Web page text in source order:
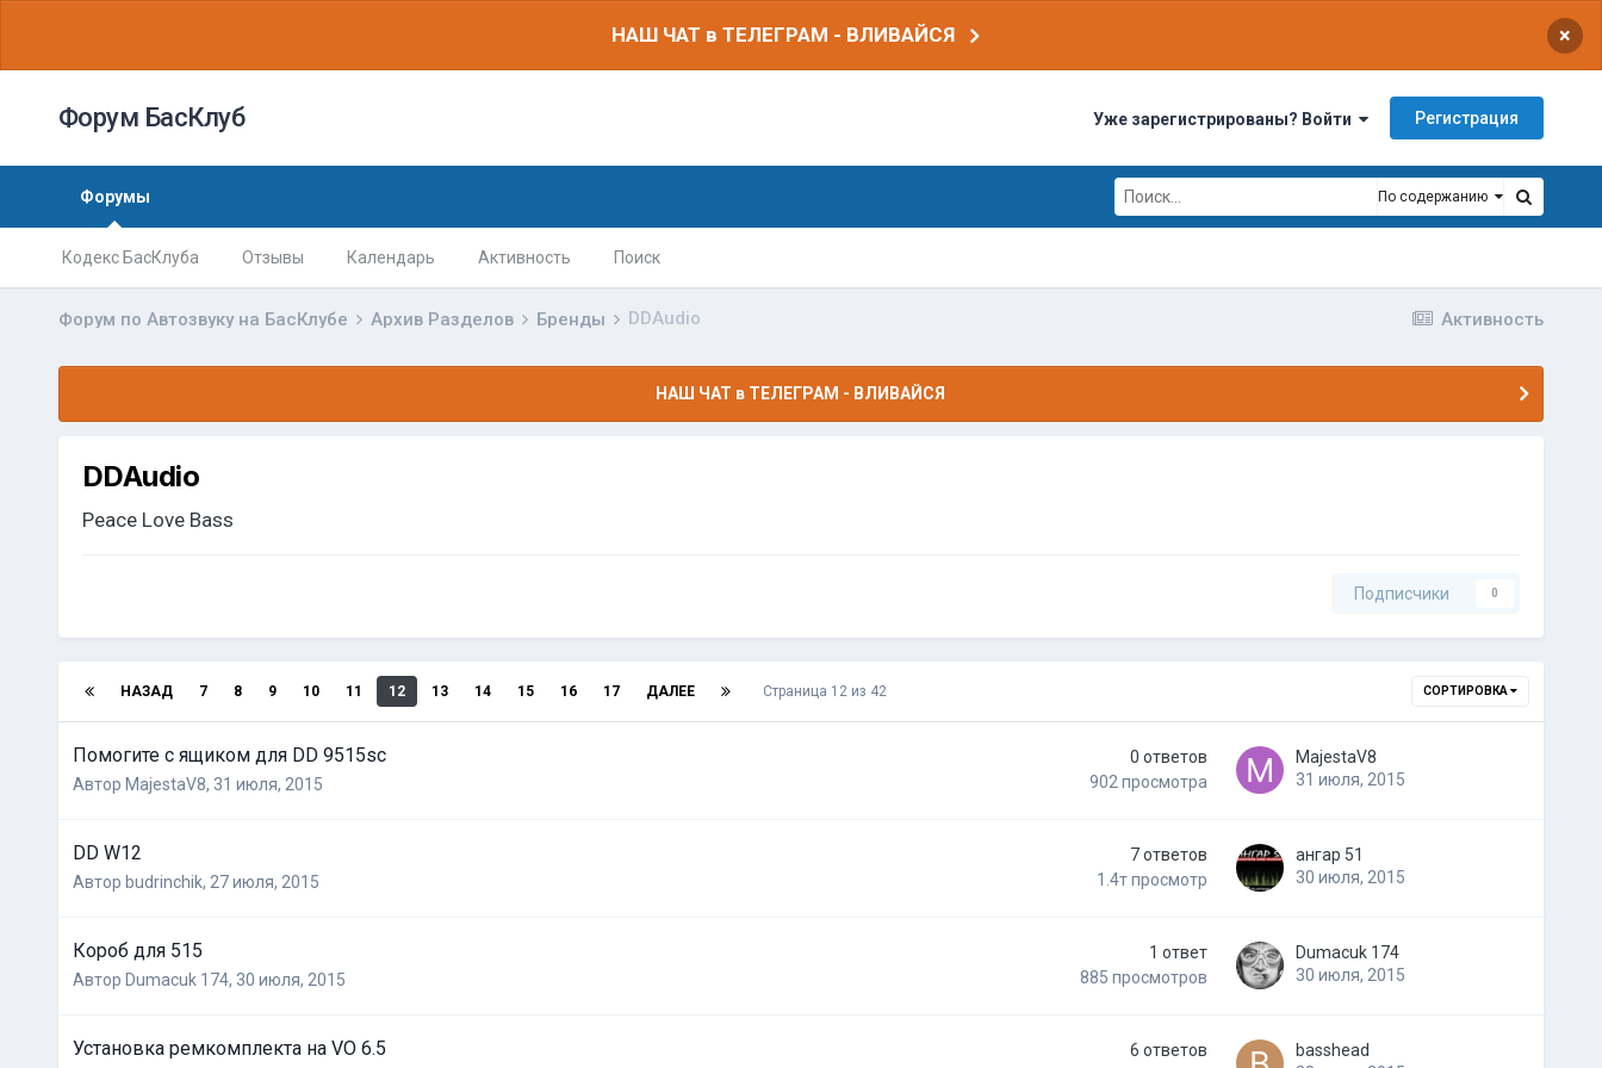
НАШ ЧАТ в ТЕЛЕГРАМ - ВЛИВАЙСЯ ×
Форум БасКлуб Уже зарегистрированы? Войти Регистрация
Форумы
Кодекс БасКлуба Отзывы Календарь Активность Поиск
По содержанию
Активность
Форум по Автозвуку на БасКлубе Архив Разделов Бренды DDAudio
НАШ ЧАТ в ТЕЛЕГРАМ - ВЛИВАЙСЯ
DDAudio
Peace Love Bass
Подписчики 0
СОРТИРОВКА
НАЗАД 7 8 9 10 11 12 13 14 15 16 17 ДАЛЕЕ Страница 12 из 42
Помогите с ящиком для DD 9515sc
Автор MajestaV8, 31 июля, 2015
0 ответов
902 просмотра
MajestaV8
31 июля, 2015
DD W12
Автор budrinchik, 27 июля, 2015
7 ответов
1.4т просмотр
ангар 51
30 июля, 2015
Короб для 515
Автор Dumacuk 174, 30 июля, 2015
1 ответ
885 просмотров
Dumacuk 174
30 июля, 2015
Установка ремкомплекта на VO 6.5 6 ответов
basshead